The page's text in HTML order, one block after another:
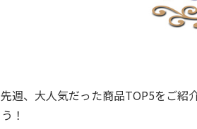
週、大人気だった商品TOP5をご紹
！